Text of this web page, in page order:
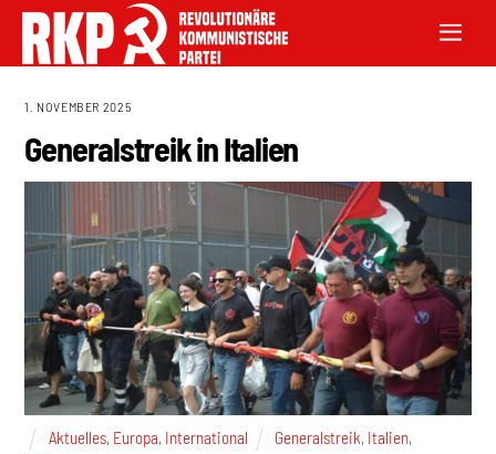
1. NOVEMBER 2025
Generalstreik in Italien
Aktuelles, Europa, International Generalstreik, Italien,